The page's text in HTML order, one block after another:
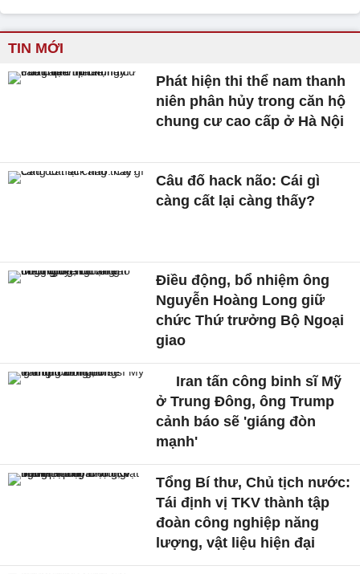
TIN MỚI
Phát hiện thi thể nam thanh
niên phân hủy trong căn hộ
chung cư cao cấp ở Hà Nội
Câu đố hack não: Cái gì
càng cất lại càng thấy?
Điều động, bổ nhiệm ông
Nguyễn Hoàng Long giữ
chức Thứ trưởng Bộ Ngoại
giao
Iran tấn công binh sĩ Mỹ
ở Trung Đông, ông Trump
cảnh báo sẽ 'giáng đòn
mạnh'
Tổng Bí thư, Chủ tịch nước:
Tái định vị TKV thành tập
đoàn công nghiệp năng
lượng, vật liệu hiện đại